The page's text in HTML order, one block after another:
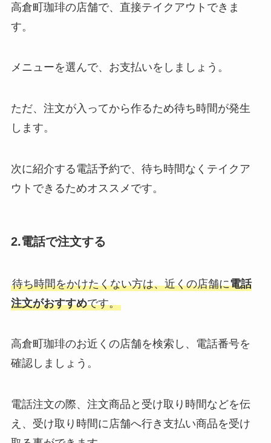
高倉町珈琲の店舗で、直接テイクアウトできま
す。
メニューを選んで、お支払いをしましょう。
ただ、注文が入ってから作るため待ち時間が発生
します。
次に紹介する電話予約で、待ち時間なくテイクア
ウトできるためオススメです。
2.電話で注文する
待ち時間をかけたくない方は、近くの店舗に電話
注文がおすすめです。
高倉町珈琲のお近くの店舗を検索し、電話番号を
確認しましょう。
電話注文の際、注文商品と受け取り時間などを伝
え、受け取り時間に店舗へ行き支払い商品を受け